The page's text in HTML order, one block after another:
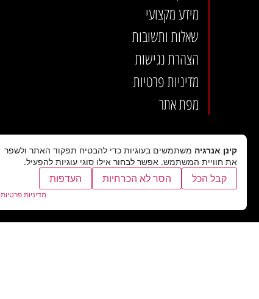
מידע מקצועי
שאלות ותשובות
הצהרת נגישות
מדיניות פרטיות
מפת אתר
קינן אנרגיה משתמשים בעוגיות כדי להבטיח תפקוד האתר ולשפר
את חוויית המשתמש. אפשר לבחור אילו סוגי עוגיות להפעיל.
קבל הכל הסר לא הכרחיות העדפות
מדיניות פרטיות